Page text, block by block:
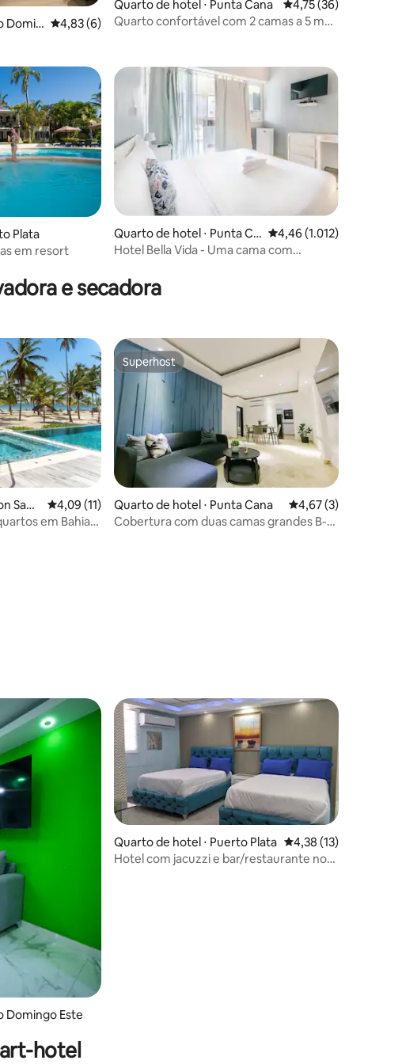
avaliações
Domin 4,83 de uma avaliação média de 5, 6 avaliações
4,83 (6)
Quarto de hotel ⋅ Punta Cana 4,75 de uma
4,75 (36)
Quarto confortável com 2 camas a 5 m
avaliações
Plata
em resort
Quarto de hotel ⋅ Punta Ca
na
4,46 de uma avaliação
4,46 (1.012)
Hotel Bella Vida - Uma cama com
e secadora
avaliações
Sant
4,09 de uma avaliação média de 5, 11 avaliações
4,09 (11)
em Bahia
Superhost
Superhost
Quarto de hotel ⋅ Punta Cana 4,67 de uma
4,67 (3)
Cobertura com duas camas grandes B-
avaliações
Domingo Este
Quarto de hotel ⋅ Puerto Plata 4,38 de uma
4,38 (13)
Hotel com jacuzzi e bar/restaurante no
hotel